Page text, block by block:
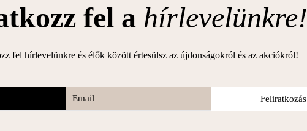
fel a hírlevelünkre!
fel hírlevelünkre és élők között értesülsz az újdonságokról és az akciókról!
Feliratkozás